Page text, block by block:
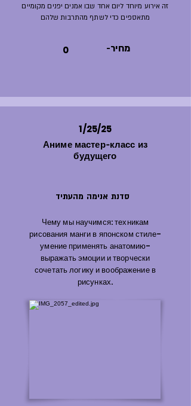
זה אירוע מיוחד ליום אחד שבו אמנים יפנים מקומיים
מתאספים כדי לשתף מהתרבות שלהם
0 -מחיר
1/25/25
Аниме мастер-класс из
будущего
סדנת אנימה מהעתיד
Чему мы научимся: техникам
рисования манги в японском стиле-
умение применять анатомию-
выражать эмоции и творчески
сочетать логику и воображение в
рисунках.